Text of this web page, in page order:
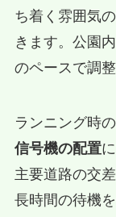
ち着く雰囲気
きます。公園
のペースで調
ランニング時
信号機の配置
主要道路の交
長時間の待機